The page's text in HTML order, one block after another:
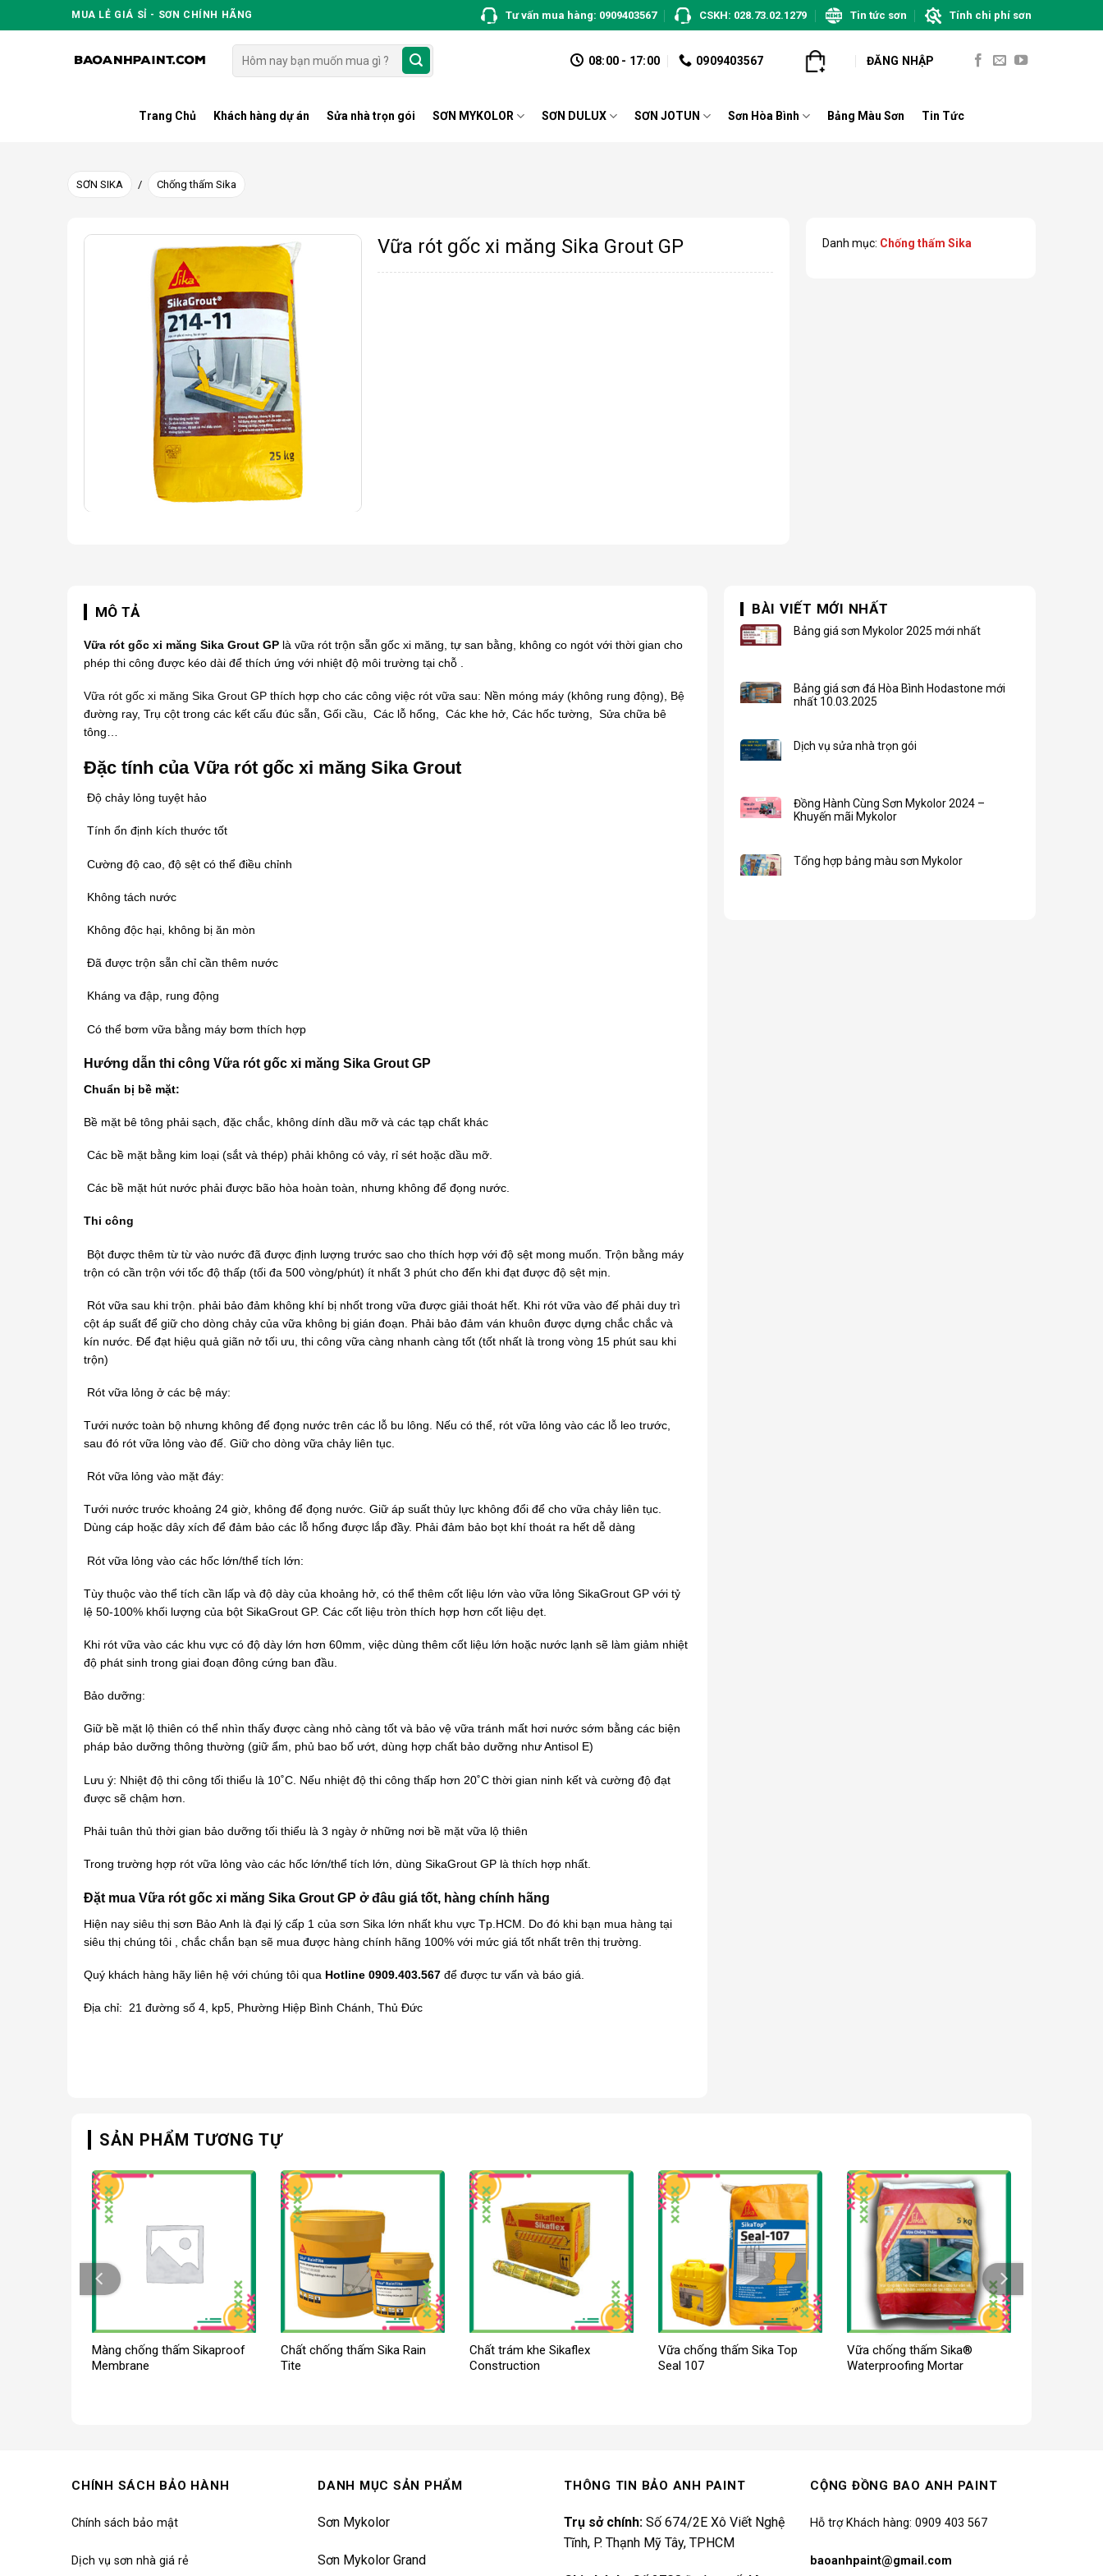
to
MUA LẺ GIÁ SỈ - SƠN CHÍNH HÃNG Tư vấn mua hàng: 0909403567 CSKH: 028.73.02.1279 Tin tức sơn Tính chi phí sơn
Tìm
kiếm:
08:00 - 17:00 0909403567 ĐĂNG NHẬP
Trang Chủ Khách hàng dự án Sửa nhà trọn gói SƠN MYKOLOR SƠN DULUX SƠN JOTUN Sơn Hòa Bình Bảng Màu Sơn Tin Tức
SƠN SIKA / Chống thấm Sika
Vữa rót gốc xi măng Sika Grout GP Danh mục: Chống thấm Sika
MÔ TẢ
Vữa rót gốc xi măng Sika Grout GPlà vữa rót trộn sẵn gốc xi măng, tự san bằng, không co ngót với thời gian cho
phép thi công được kéo dài để thích ứng với nhiệt độ môi trường tại chỗ .
Vữa rót gốc xi măng Sika Grout GPthích hợp cho các công việc rót vữa sau: Nền móng máy (không rung động), Bệ
đường ray, Trụ cột trong các kết cấu đúc sẵn, Gối cầu, Các lỗ hổng, Các khe hở, Các hốc tường,
Sửa chữa bê
tông…
Đặc tính của Vữa rót gốc xi măng Sika Grout
Độ chảy lỏng tuyệt hảo
Tính ổn định kích thước tốt
Cường độ cao, độ sệt có thể điều chỉnh
Không tách nước
Không độc hại, không bị ăn mòn
Đã được trộn sẵn chỉ cần thêm nước
Kháng va đập, rung động
Có thể bơm vữa bằng máy bơm thích hợp
Hướng dẫn thi công Vữa rót gốc xi măng Sika Grout GP
Chuẩn bị bề mặt:
Bề mặt bê tông phải sạch, đặc chắc, không dính dầu mỡ và các tạp chất khác
Các bề mặt bằng kim loại (sắt và thép) phải không có vảy, rỉ sét hoặc dầu mỡ.
Các bề mặt hút nước phải được bão hòa hoàn toàn, nhưng không để đọng nước.
Thi công
Bột được thêm từ từ vào nước đã được định lượng trước sao cho thích hợp với độ sệt mong muốn. Trộn bằng máy
trộn có cần trộn với tốc độ thấp (tối đa 500 vòng/phút) ít nhất 3 phút cho đến khi đạt được độ sệt mịn.
Rót vữa sau khi trộn. phải bảo đảm không khí bị nhốt trong vữa được giải thoát hết. Khi rót vữa vào đế phải duy trì
cột áp suất để giữ cho dòng chảy của vữa không bị gián đoạn. Phải bảo đảm ván khuôn được dựng chắc chắc và
kín nước. Để đạt hiệu quả giãn nở tối ưu, thi công vữa càng nhanh càng tốt (tốt nhất là trong vòng 15 phút sau khi
trộn)
Rót vữa lỏng ở các bệ máy:
Tưới nước toàn bộ nhưng không để đọng nước trên các lỗ bu lông. Nếu có thể, rót vữa lỏng vào các lỗ leo trước,
sau đó rót vữa lỏng vào đế. Giữ cho dòng vữa chảy liên tục.
Rót vữa lỏng vào mặt đáy:
Tưới nước trước khoảng 24 giờ, không để đọng nước. Giữ áp suất thủy lực không đổi để cho vữa chảy liên tục.
Dùng cáp hoặc dây xích để đảm bảo các lỗ hổng được lắp đầy. Phải đảm bảo bọt khí thoát ra hết dễ dàng
Rót vữa lỏng vào các hốc lớn/thể tích lớn:
Tùy thuộc vào thể tích cần lấp và độ dày của khoảng hở, có thể thêm cốt liệu lớn vào vữa lỏng SikaGrout GP với tỷ
lệ 50-100% khối lượng của bột SikaGrout GP. Các cốt liệu tròn thích hợp hơn cốt liệu dẹt.
Khi rót vữa vào các khu vực có độ dày lớn hơn 60mm, việc dùng thêm cốt liệu lớn hoặc nước lạnh sẽ làm giảm nhiệt
độ phát sinh trong giai đoạn đông cứng ban đầu.
Bảo dưỡng:
Giữ bề mặt lộ thiên có thể nhìn thấy được càng nhỏ càng tốt và bảo vệ vữa tránh mất hơi nước sớm bằng các biện
pháp bảo dưỡng thông thường (giữ ẩm, phủ bao bố ướt, dùng hợp chất bảo dưỡng như Antisol E)
Lưu ý: Nhiệt độ thi công tối thiểu là 10˚C. Nếu nhiệt độ thi công thấp hơn 20˚C thời gian ninh kết và cường độ đạt
được sẽ chậm hơn.
Phải tuân thủ thời gian bảo dưỡng tối thiểu là 3 ngày ở những nơi bề mặt vữa lộ thiên
Trong trường hợp rót vữa lỏng vào các hốc lớn/thể tích lớn, dùng SikaGrout GP là thích hợp nhất.
Đặt mua Vữa rót gốc xi măng Sika Grout GP ở đâu giá tốt, hàng chính hãng
Hiện nay siêu thị sơn Bảo Anh là đại lý cấp 1 của sơn Sika lớn nhất khu vực Tp.HCM. Do đó khi bạn mua hàng tại
siêu thị chúng tôi , chắc chắn bạn sẽ mua được hàng chính hãng 100% với mức giá tốt nhất trên thị trường.
Quý khách hàng hãy liên hệ với chúng tôi quaHotline 0909.403.567để được tư vấn và báo giá.
Địa chỉ: 21 đường số 4, kp5, Phường Hiệp Bình Chánh, Thủ Đức
BÀI VIẾT MỚI NHẤT
Bảng giá sơn Mykolor 2025 mới nhất
Bảng giá sơn đá Hòa Bình Hodastone mới
nhất 10.03.2025
Dịch vụ sửa nhà trọn gói
Đồng Hành Cùng Sơn Mykolor 2024 –
Khuyến mãi Mykolor
Tổng hợp bảng màu sơn Mykolor
SẢN PHẨM TƯƠNG TỰ
Màng chống thấm Sikaproof
Membrane
Chất chống thấm Sika Rain
Tite
Chất trám khe Sikaflex
Construction
Vữa chống thấm Sika Top
Seal 107
Vữa chống thấm Sika®
Waterproofing Mortar
CHÍNH SÁCH BẢO HÀNH
Chính sách bảo mật
Dịch vụ sơn nhà giá rẻ
DANH MỤC SẢN PHẨM
Sơn Mykolor
Sơn Mykolor Grand
THÔNG TIN BẢO ANH PAINT
Trụ sở chính: Số 674/2E Xô Viết Nghệ
Tĩnh, P. Thạnh Mỹ Tây, TPHCM
CỘNG ĐỒNG BAO ANH PAINT
Hỗ trợ Khách hàng: 0909 403 567
baoanhpaint@gmail.com